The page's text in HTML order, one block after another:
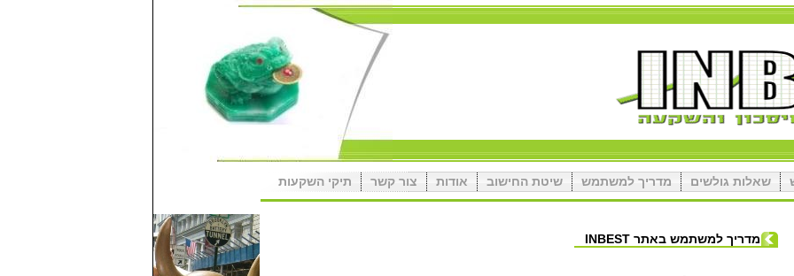
שאלות גולשים מדריך למשתמש שיטת החישוב אודות צור קשר תיקי השקעות
מדריך למשתמש באתר INBEST